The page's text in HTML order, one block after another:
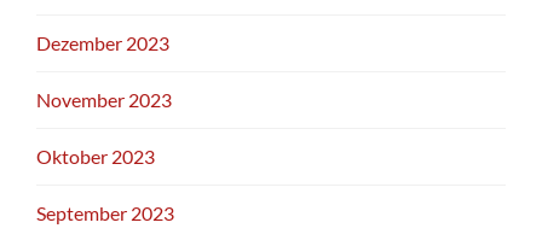
Dezember 2023
November 2023
Oktober 2023
September 2023